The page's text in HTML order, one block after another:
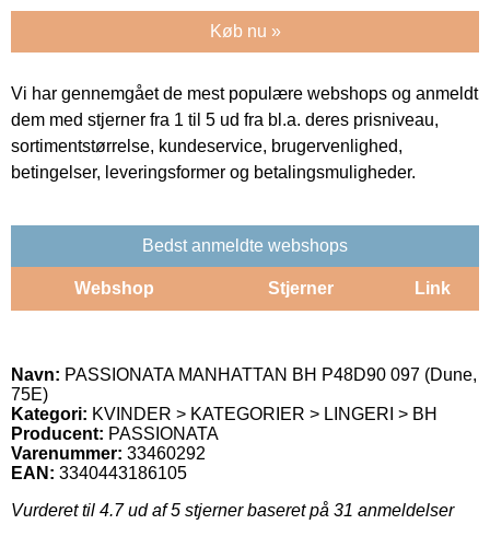
Køb nu »
Vi har gennemgået de mest populære webshops og anmeldt
dem med stjerner fra 1 til 5 ud fra bl.a. deres prisniveau,
sortimentstørrelse, kundeservice, brugervenlighed,
betingelser, leveringsformer og betalingsmuligheder.
Bedst anmeldte webshops
Webshop Stjerner Link
Navn: PASSIONATA MANHATTAN BH P48D90 097 (Dune,
75E)
Kategori: KVINDER > KATEGORIER > LINGERI > BH
Producent: PASSIONATA
Varenummer: 33460292
EAN: 3340443186105
Vurderet til 4.7ud af 5 stjerner baseret på 31 anmeldelser